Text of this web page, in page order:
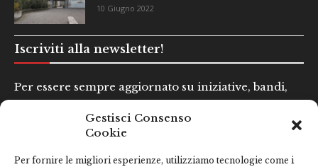
Gestisci Consenso
Cookie
Per fornire le migliori esperienze, utilizziamo tecnologie come i
10 Giugno 2022
Iscriviti alla newsletter!
Per essere sempre aggiornato su iniziative, bandi,